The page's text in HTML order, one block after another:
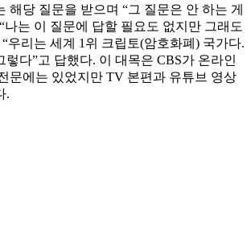
해당 질문을 받으며 “그 질문은 안 하는 게
나는 이 질문에 답할 필요도 없지만 그래도
우리는 세계 1위 크립토(암호화폐) 국가다.
렇다”고 답했다. 이 대목은 CBS가 온라인
문에는 있었지만 TV 본편과 유튜브 영상
.